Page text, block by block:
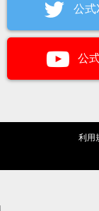
公式
公
利用